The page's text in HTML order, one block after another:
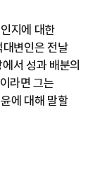
지에 대한
변인은 전날
서 성과 배분의
라면 그는
에 대해 말할